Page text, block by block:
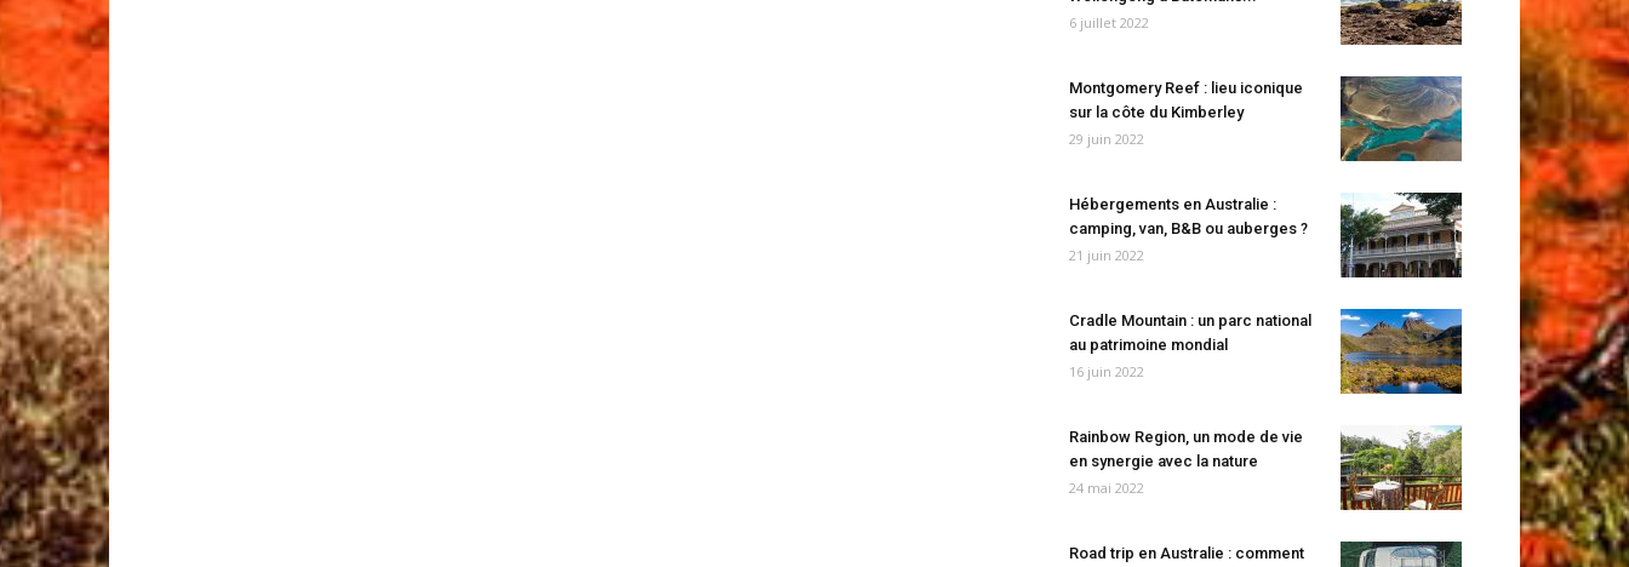
6 juillet 2022
Montgomery Reef : lieu iconique
sur la côte du Kimberley
29 juin 2022
Hébergements en Australie :
camping, van, B&B ou auberges ?
21 juin 2022
Cradle Mountain : un parc national
au patrimoine mondial
16 juin 2022
Rainbow Region, un mode de vie
en synergie avec la nature
24 mai 2022
Road trip en Australie : comment